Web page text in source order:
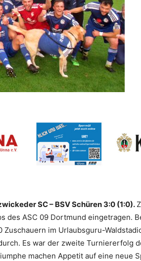
SC – BSV Schüren 3:0 (1:0).
des ASC 09 Dortmund eingetragen.
Zuschauern im Urlaubsguru-
Es war der zweite Turniererfolg
machen Appetit auf eine neue